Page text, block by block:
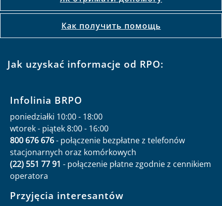
Как получить помощь
Jak uzyskać informacje od RPO:
Infolinia BRPO
poniedziałki 10:00 - 18:00
wtorek - piątek 8:00 - 16:00
800 676 676- połączenie bezpłatne z telefonów
stacjonarnych oraz komórkowych
(22) 551 77 91 - połączenie płatne zgodnie z cennikiem
operatora
Przyjęcia interesantów